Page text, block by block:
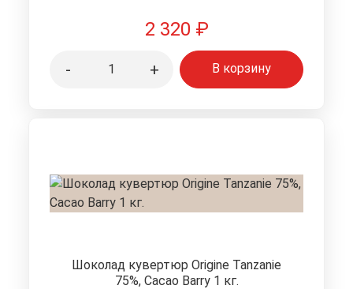
2 320 ₽
- + В корзину
Шоколад кувертюр Origine Tanzanie
75%, Cacao Barry 1 кг.